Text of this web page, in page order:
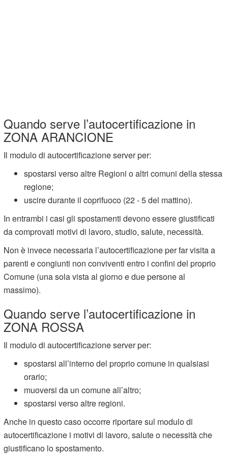
Quando serve l’autocertificazione in
ZONA ARANCIONE
Il modulo di autocertificazione server per:
spostarsi verso altre Regioni o altri comuni della stessa
regione;
uscire durante il coprifuoco (22 - 5 del mattino).
In entrambi i casi gli spostamenti devono essere giustificati
da comprovati motivi di lavoro, studio, salute, necessità.
Non è invece necessaria l’autocertificazione per far visita a
parenti e congiunti non conviventi entro i confini del proprio
Comune (una sola vista al giorno e due persone al
massimo).
Quando serve l’autocertificazione in
ZONA ROSSA
Il modulo di autocertificazione server per:
spostarsi all’interno del proprio comune in qualsiasi
orario;
muoversi da un comune all’altro;
spostarsi verso altre regioni.
Anche in questo caso occorre riportare sul modulo di
autocertificazione i motivi di lavoro, salute o necessità che
giustificano lo spostamento.